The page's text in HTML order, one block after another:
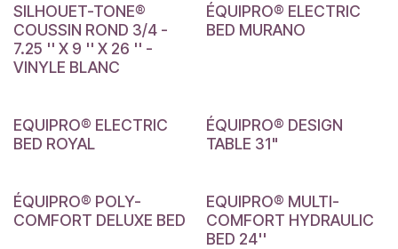
SILHOUET-TONE®
COUSSIN ROND 3/4 -
7.25 '' X 9 '' X 26 '' -
VINYLE BLANC
ÉQUIPRO® ELECTRIC
BED MURANO
EQUIPRO® ELECTRIC
BED ROYAL
ÉQUIPRO® DESIGN
TABLE 31"
ÉQUIPRO® POLY-
COMFORT DELUXE BED
EQUIPRO® MULTI-
COMFORT HYDRAULIC
BED 24''